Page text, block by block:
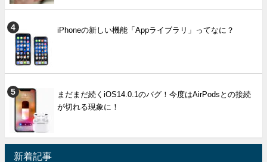
iPhoneの新しい機能「Appライブラリ」ってなに？
まだまだ続くiOS14.0.1のバグ！今度はAirPodsとの接続
が切れる現象に！
新着記事